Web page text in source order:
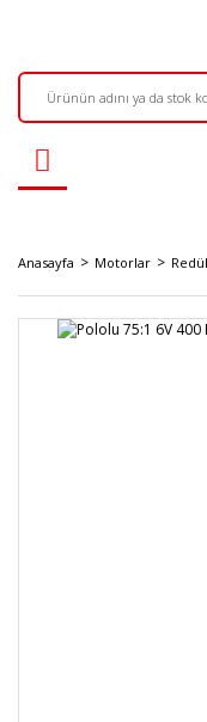
Anasayfa Motorlar